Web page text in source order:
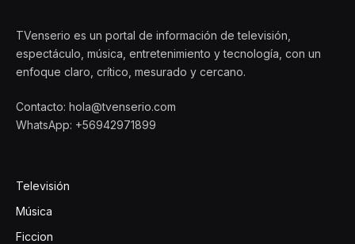
TVenserio es un portal de información de televisión,
espectáculo, música, entretenimiento y tecnología, con un
enfoque claro, crítico, mesurado y cercano.
Contacto: hola@tvenserio.com
WhatsApp: +56942971899
Televisión
Música
Ficcion